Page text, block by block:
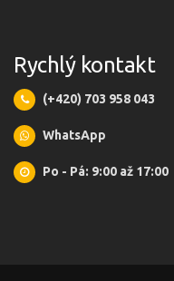
Rychlý kontakt
(+420) 703 958 043
WhatsApp
Po - Pá: 9:00 až 17:00